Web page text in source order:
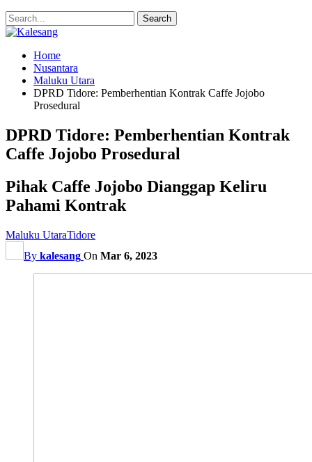
Home
Nusantara
Maluku Utara
DPRD Tidore: Pemberhentian Kontrak Caffe Jojobo
Prosedural
DPRD Tidore: Pemberhentian Kontrak
Caffe Jojobo Prosedural
Pihak Caffe Jojobo Dianggap Keliru
Pahami Kontrak
Maluku UtaraTidore
By kalesang On Mar 6, 2023